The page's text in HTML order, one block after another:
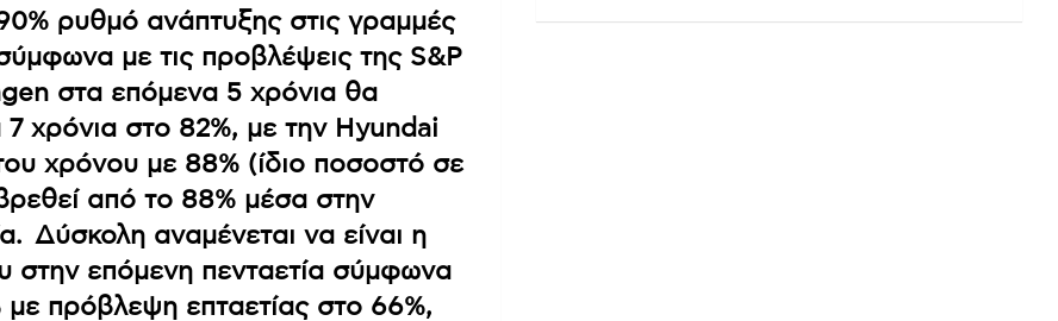
ρυθμό ανάπτυξης στις γραμμές
με τις προβλέψεις της S&P
στα επόμενα 5 χρόνια θα
χρόνια στο 82%, με την Hyundai
χρόνου με 88% (ίδιο ποσοστό σε
από το 88% μέσα στην
Δύσκολη αναμένεται να είναι η
στην επόμενη πενταετία σύμφωνα
πρόβλεψη επταετίας στο 66%,